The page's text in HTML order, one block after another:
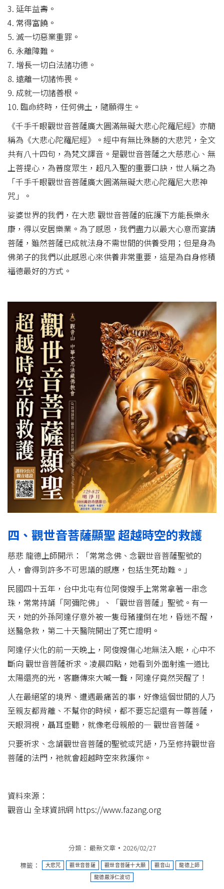
3. 延年益壽。
4. 常得富饒。
5. 滅一切惡業重罪。
6. 永離障難。
7. 增長一切白法諸功德。
8. 遠離一切諸怖畏。
9. 成就一切諸善根。
10. 臨命終時，任何佛土，隨願得生。
《千手千眼觀世音菩薩廣大圓滿無礙大悲心陀羅尼經》亦簡
稱為《大悲心陀羅尼經》。經中有無比殊勝的大悲咒，全文
共有八十四句，為梵文譯音。是觀世音菩薩之大慈悲心、無
上菩提心，為普度眾生，超凡入聖的重要口訣，世人稱之為
「千手千眼觀世音菩薩廣大圓滿無礙大悲心陀羅尼大悲神
咒」。
娑婆世界的我們，在大悲 觀世音菩薩的庇護下方能長樂永
康，得以安居樂業。為了感恩，我們盡力以最大心意而宴請
菩薩，雖然菩薩已成就法身不需世間的供養受用；但是身為
佛弟子的我們以此感恩心來供養非常重要，這是為自身修積
福德最好的方式。
四、觀世音菩薩顯聖 超越時空的救護
慈悲 龍德上師開示：「常常念佛、念觀世音菩薩聖號的
人，會得到許多不可思議的感應，包括生死劫難。」
民國四十五年，台中北屯有位阿俊嫂手上常常拿著一串念
珠，常常持誦「阿彌陀佛」、「觀世音菩薩」聖號。有一
天，她的外孫阿達仔意外被一隻母豬撞倒在地，昏迷不醒，
送醫急救，第二十天醫院開出了死亡證明。
阿達仔火化的前一天晚上，阿俊嫂傷心地無法入眠，心中不
斷向 觀世音菩薩祈求。凌晨四點，她看到外面射進一道比
太陽還亮的光，客廳傳來大喊一聲，阿達仔竟然哭醒了！
人在最絕望的境界、遭遇最痛苦的事，好像這個世間的人乃
至親友都背離、不幫你的時候，都不要忘記還有一尊菩薩，
天眼洞視，聶耳垂聽，就像老母親般的— 觀世音菩薩。
只要祈求、念誦觀世音菩薩的聖號或咒語，乃至修持觀世音
菩薩的法門，祂就會超越時空來救護你。
資料來源：
觀音山 全球資訊網 https://www.fazang.org
分類： 最新文章
2026/02/27
標籤：
大悲咒 觀世音菩薩 觀世音菩薩十大願 觀音山 龍德上師
龍德嚴淨仁波切